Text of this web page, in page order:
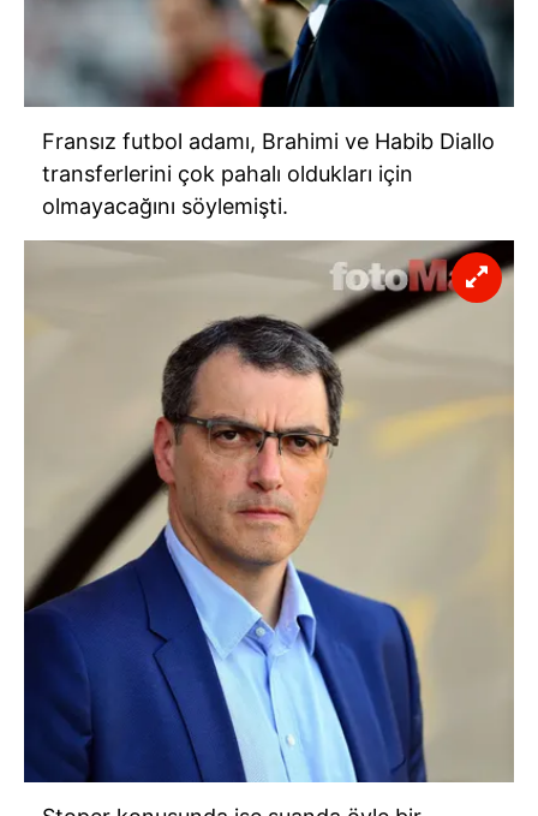
Fransız futbol adamı, Brahimi ve Habib Diallo
transferlerini çok pahalı oldukları için
olmayacağını söylemişti.